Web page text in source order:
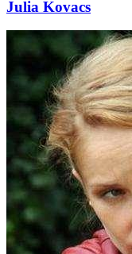
Julia Kovacs